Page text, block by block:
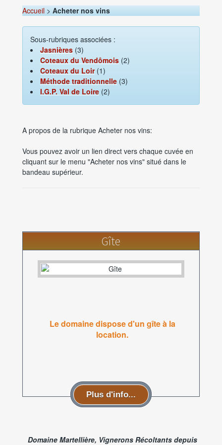
Accueil> Acheter nos vins
Sous-rubriques associées :
Jasnières (3)
Coteaux du Vendômois (2)
Coteaux du Loir (1)
Méthode traditionnelle (3)
I.G.P. Val de Loire (2)
A propos de la rubrique Acheter nos vins:
Vous pouvez avoir un lien direct vers chaque cuvée en
cliquant sur le menu "Acheter nos vins" situé dans le
bandeau supérieur.
Gîte
Le domaine dispose d'un gîte à la
location.
Plus d'info...
Domaine Martellière, Vignerons Récoltants depuis